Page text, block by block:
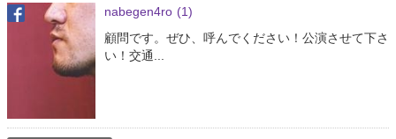
nabegen4ro (1)
顧問です。ぜひ、呼んでください！公演させて下さ
い！交通...